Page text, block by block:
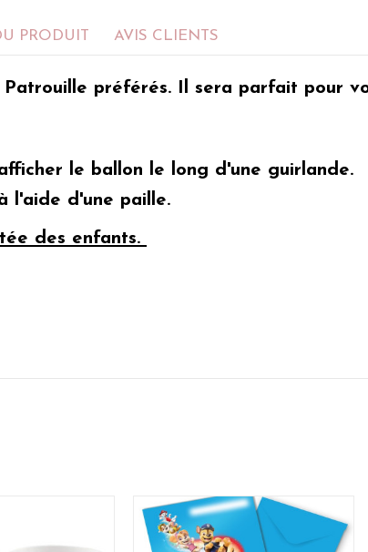
PRODUIT AVIS CLIENTS
préférés. Il sera parfait pour
le ballon le long d'une guirlande.
l'aide d'une paille.
des enfants.